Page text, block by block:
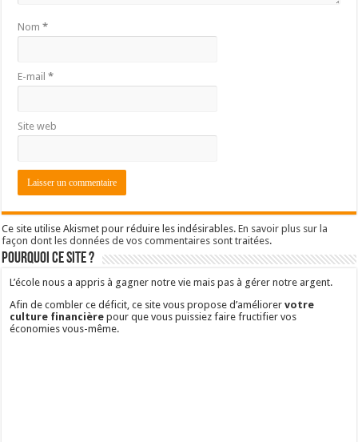
Nom*
E-mail*
Site web
Ce site utilise Akismet pour réduire les indésirables.En savoir plus sur la
façon dont les données de vos commentaires sont traitées.
Pourquoi ce site ?
L’école nous a appris à gagner notre vie mais pas à gérer notre argent.
Afin de combler ce déficit, ce site vous propose d’améliorervotre
culture financière pour que vous puissiez faire fructifier vos
économies vous-même.